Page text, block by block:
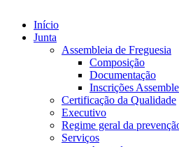
Início
Junta
Assembleia de Freguesia
Composição
Documentação
Inscrições
Certificação da Qualidade
Executivo
Regime geral da
Serviços